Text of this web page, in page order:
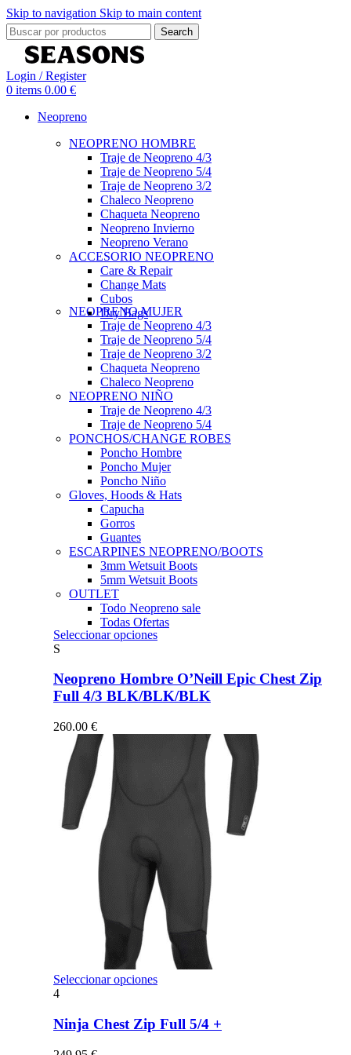
Skip to navigation Skip to main content
Search
Login / Register
0 items 0.00 €
Neopreno
NEOPRENO HOMBRE
Traje de Neopreno 4/3
Traje de Neopreno 5/4
Traje de Neopreno 3/2
Chaleco Neopreno
Chaqueta Neopreno
Neopreno Invierno
Neopreno Verano
ACCESORIO NEOPRENO
Care & Repair
Change Mats
Cubos
Dry Bags
NEOPRENO MUJER
Traje de Neopreno 4/3
Traje de Neopreno 5/4
Traje de Neopreno 3/2
Chaqueta Neopreno
Chaleco Neopreno
NEOPRENO NIÑO
Traje de Neopreno 4/3
Traje de Neopreno 5/4
PONCHOS/CHANGE ROBES
Poncho Hombre
Poncho Mujer
Poncho Niño
Gloves, Hoods & Hats
Capucha
Gorros
Guantes
ESCARPINES NEOPRENO/BOOTS
3mm Wetsuit Boots
5mm Wetsuit Boots
OUTLET
Todo Neopreno sale
Todas Ofertas
Seleccionar opcionesEste
múltiples
variantes.
Las
se
página
producto
S
Neopreno Hombre O’Neill Epic Chest Zip
Full 4/3 BLK/BLK/BLK
260.00 €
Seleccionar opcionesEste
múltiples
variantes.
4
Ninja Chest Zip Full 5/4 +